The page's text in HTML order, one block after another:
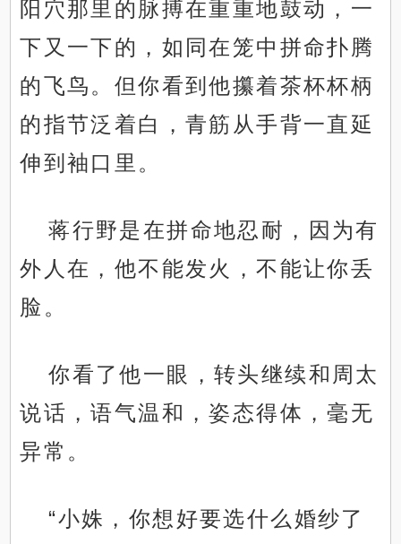
阳穴那里的脉搏在重重地鼓动，一
下又一下的，如同在笼中拼命扑腾
的飞鸟。但你看到他攥着茶杯杯柄
的指节泛着白，青筋从手背一直延
伸到袖口里。
蒋行野是在拼命地忍耐，因为有
外人在，他不能发火，不能让你丢
脸。
你看了他一眼，转头继续和周太
说话，语气温和，姿态得体，毫无
异常。
“小姝，你想好要选什么婚纱了